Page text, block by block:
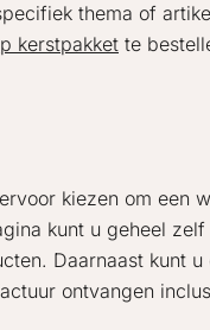
thema of
kerstpakket te
kiezen om een
kunt u geheel
Daarnaast kunt
ontvangen